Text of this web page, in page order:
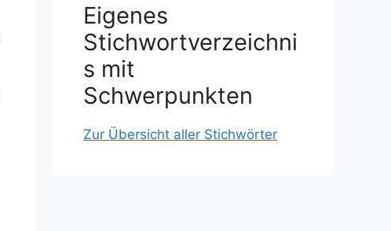
Eigenes
Stichwortverzeichni
s mit
Schwerpunkten
Zur Übersicht aller Stichwörter